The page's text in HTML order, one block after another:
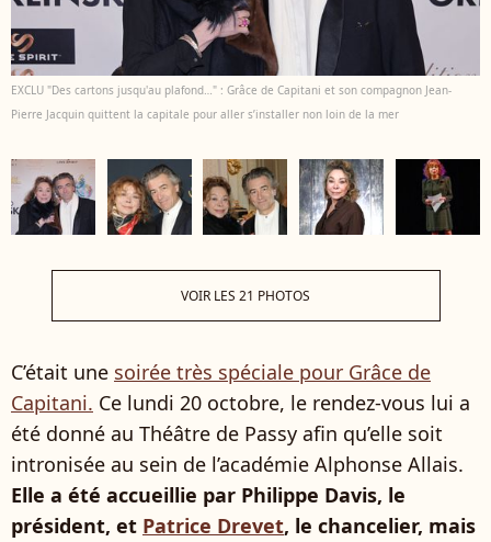
EXCLU "Des cartons jusqu'au plafond…" : Grâce de Capitani et son compagnon Jean-
Pierre Jacquin quittent la capitale pour aller s’installer non loin de la mer
VOIR LES 21 PHOTOS
C’était une soirée très spéciale pour Grâce de
Capitani. Ce lundi 20 octobre, le rendez-vous lui a
été donné au Théâtre de Passy afin qu’elle soit
intronisée au sein de l’académie Alphonse Allais.
Elle a été accueillie par Philippe Davis, le
président, et Patrice Drevet, le chancelier, mais